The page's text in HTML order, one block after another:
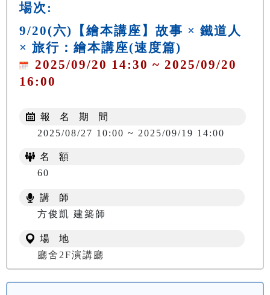
場次:
9/20(六)【繪本講座】故事 × 鐵道人
× 旅行：繪本講座(速度篇)
2025/09/20 14:30 ~ 2025/09/20
16:00
報 名 期 間
2025/08/27 10:00 ~ 2025/09/19 14:00
名 額
60
講 師
方俊凱 建築師
場 地
廳舍2F演講廳